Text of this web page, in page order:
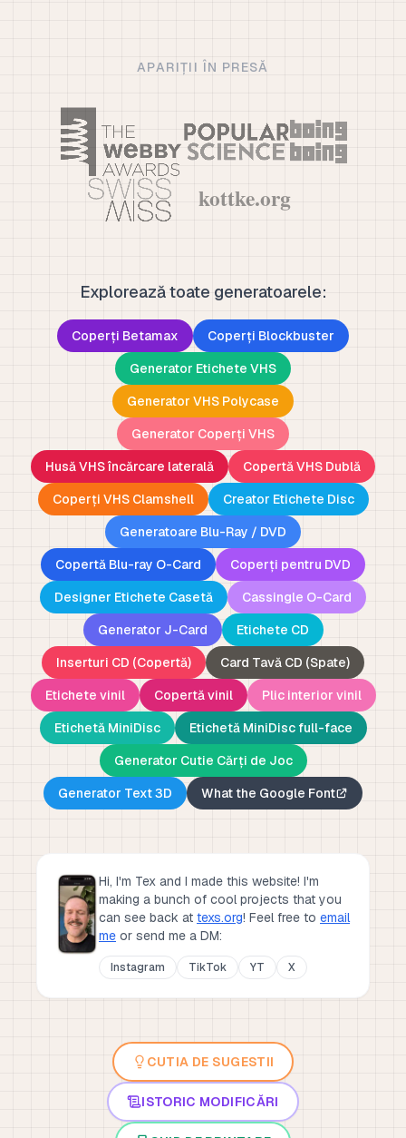
APARIȚII ÎN PRESĂ
Explorează toate generatoarele:
Coperți Betamax
Coperți Blockbuster
Generator Etichete VHS
Generator VHS Polycase
Generator Coperți VHS
Husă VHS încărcare laterală
Copertă VHS Dublă
Coperți VHS Clamshell
Creator Etichete Disc
Generatoare Blu-Ray / DVD
Copertă Blu-ray O-Card
Coperți pentru DVD
Designer Etichete Casetă
Cassingle O-Card
Generator J-Card
Etichete CD
Inserturi CD (Copertă)
Card Tavă CD (Spate)
Etichete vinil
Copertă vinil
Plic interior vinil
Etichetă MiniDisc
Etichetă MiniDisc full-face
Generator Cutie Cărți de Joc
Generator Text 3D
What the Google Font
Hi, I'm Tex and I made this website! I'm
making a bunch of cool projects that you
can see back at texs.org! Feel free to email
me or send me a DM:
Instagram TikTok YT X
CUTIA DE SUGESTII
ISTORIC MODIFICĂRI